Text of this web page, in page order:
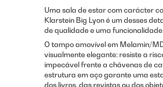
Uma sala de estar com carácter
Klarstein Big Lyon é um desses
de qualidade e uma
O tampo amovível em Melamin/
visualmente elegante: resiste a
impecável frente a chávenas de
estrutura em aço garante uma
dos livros, das revistas ou dos